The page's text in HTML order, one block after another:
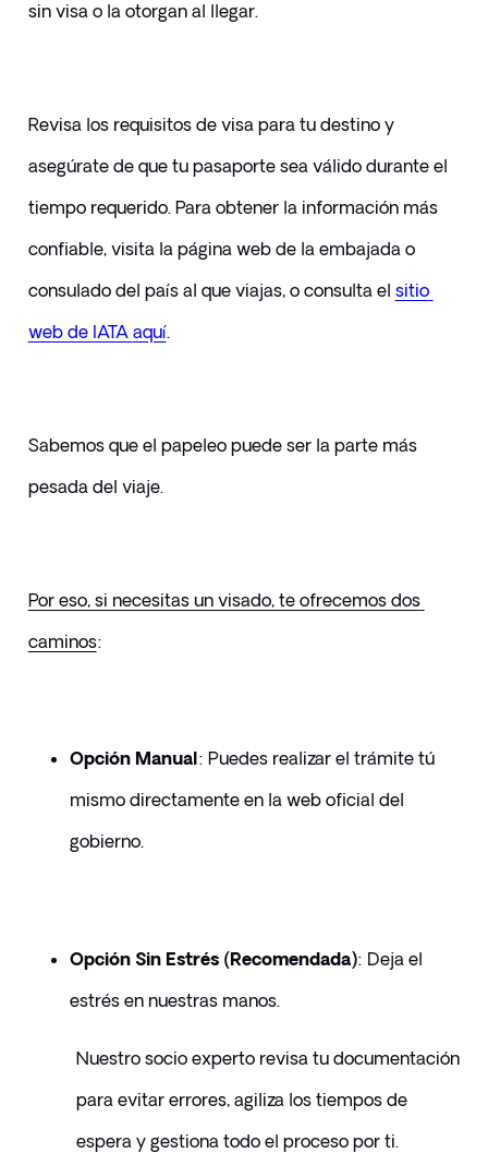
sin visa o la otorgan al llegar.
Revisa los requisitos de visa para tu destino y
asegúrate de que tu pasaporte sea válido durante el
tiempo requerido. Para obtener la información más
confiable, visita la página web de la embajada o
consulado del país al que viajas, o consulta el sitio
web de IATA aquí.
Sabemos que el papeleo puede ser la parte más
pesada del viaje.
Por eso, si necesitas un visado, te ofrecemos dos
caminos:
Opción Manual : Puedes realizar el trámite tú
mismo directamente en la web oficial del
gobierno.
Opción Sin Estrés (Recomendada): Deja el
estrés en nuestras manos.
Nuestro socio experto revisa tu documentación
para evitar errores, agiliza los tiempos de
espera y gestiona todo el proceso por ti.